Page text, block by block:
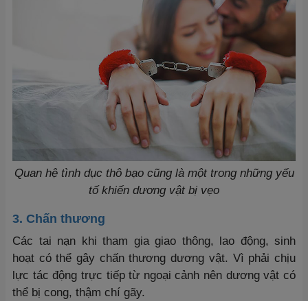
Quan hệ tình dục thô bạo cũng là một trong những yếu
tố khiến dương vật bị vẹo
3. Chấn thương
Các tai nạn khi tham gia giao thông, lao động, sinh
hoạt có thể gây chấn thương dương vật. Vì phải chịu
lực tác động trực tiếp từ ngoại cảnh nên dương vật có
thể bị cong, thậm chí gãy.